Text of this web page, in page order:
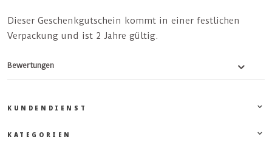
Dieser Geschenkgutschein kommt in einer festlichen
Verpackung und ist 2 Jahre gültig.
Bewertungen
KUNDENDIENST
KATEGORIEN